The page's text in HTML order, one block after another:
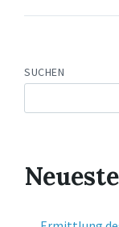
SUCHEN